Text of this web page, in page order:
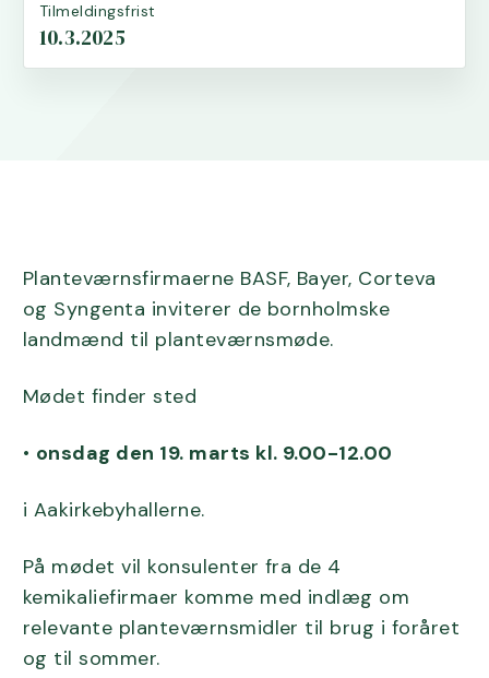
Tilmeldingsfrist
10.3.2025
Planteværnsfirmaerne BASF, Bayer, Corteva
og Syngenta inviterer de bornholmske
landmænd til planteværnsmøde.
Mødet finder sted
• onsdag den 19. marts kl. 9.00-12.00
i Aakirkebyhallerne.
På mødet vil konsulenter fra de 4
kemikaliefirmaer komme med indlæg om
relevante planteværnsmidler til brug i foråret
og til sommer.